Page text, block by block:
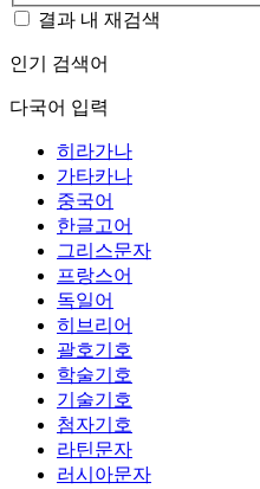
결과 내 재검색
인기 검색어
다국어 입력
히라가나
가타카나
중국어
한글고어
그리스문자
프랑스어
독일어
히브리어
괄호기호
학술기호
기술기호
첨자기호
라틴문자
러시아문자